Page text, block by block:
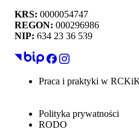
Ta strona używa plików
KRS: 0000054747
REGON: 000296986
NIP: 634 23 36 539
Praca i praktyki w
Polityka prywatności
RODO